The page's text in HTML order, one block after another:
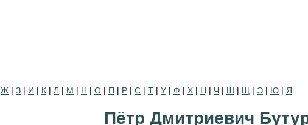
Ж | З | И | К | Л | М | Н | О | П | Р | С | Т | У | Ф | Х | Ц | Ч | Ш | Щ | Э | Ю | Я
Пётр Дмитриевич